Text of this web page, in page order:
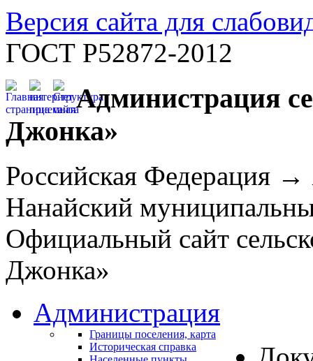
Версия сайта для
ГОСТ Р52872-2012
Администрация
Джонка»
Российская Федерация
Нанайский
Официальный сайт
Джонка»
Администрация
Границы поселения, карта
Историческая справка